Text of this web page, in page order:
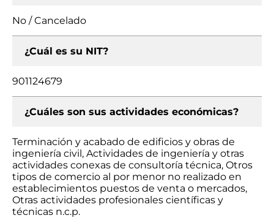
No / Cancelado
¿Cuál es su NIT?
901124679
¿Cuáles son sus actividades económicas?
Terminación y acabado de edificios y obras de
ingeniería civil, Actividades de ingeniería y otras
actividades conexas de consultoría técnica, Otros
tipos de comercio al por menor no realizado en
establecimientos puestos de venta o mercados,
Otras actividades profesionales científicas y
técnicas n.c.p.